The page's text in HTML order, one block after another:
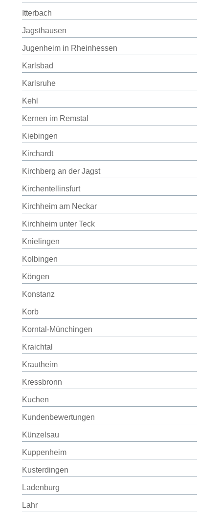
Itterbach
Jagsthausen
Jugenheim in Rheinhessen
Karlsbad
Karlsruhe
Kehl
Kernen im Remstal
Kiebingen
Kirchardt
Kirchberg an der Jagst
Kirchentellinsfurt
Kirchheim am Neckar
Kirchheim unter Teck
Knielingen
Kolbingen
Köngen
Konstanz
Korb
Korntal-Münchingen
Kraichtal
Krautheim
Kressbronn
Kuchen
Kundenbewertungen
Künzelsau
Kuppenheim
Kusterdingen
Ladenburg
Lahr